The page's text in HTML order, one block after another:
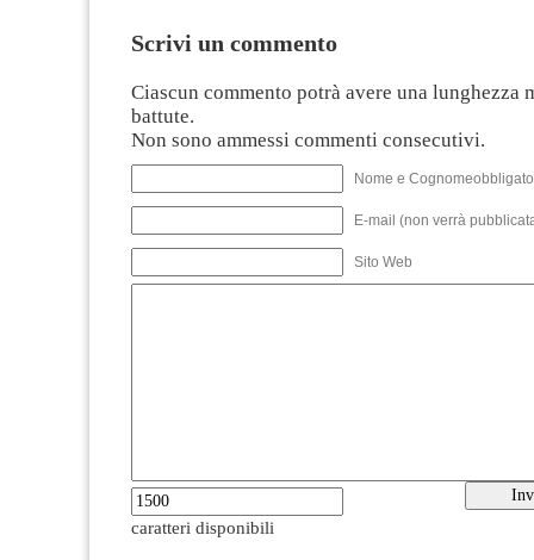
Scrivi un commento
Ciascun commento potrà avere una lunghezza
battute.
Non sono ammessi commenti consecutivi.
Nome e
E-mail (non verrà
Sito Web
caratteri disponibili